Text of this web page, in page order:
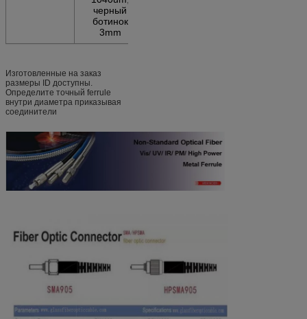
черный
ботинок
3mm
Изготовленные на заказ
размеры ID доступны.
Определите точный ferrule
внутри диаметра приказывая
соединители